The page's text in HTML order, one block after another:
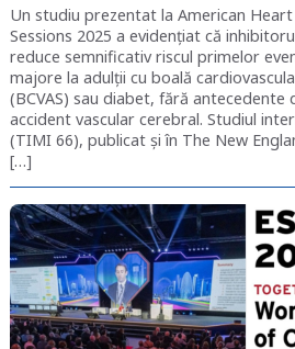
Un studiu prezentat la American
Sessions 2025 a evidențiat că
reduce semnificativ riscul primelor
majore la adulții cu boală
(BCVAS) sau diabet, fără antecedente
accident vascular cerebral. Studiul
(TIMI 66), publicat și în The New
[…]